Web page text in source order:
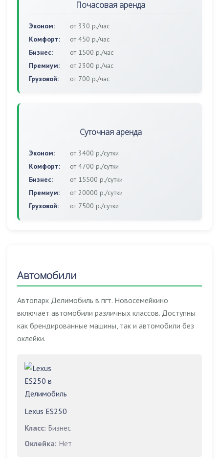
Почасовая аренда
Эконом:
от 330 р./час
Комфорт:
от 450 р./час
Бизнес:
от 1500 р./час
Премиум:
от 2300 р./час
Грузовой:
от 700 р./час
Суточная аренда
Эконом:
от 3400 р./сутки
Комфорт:
от 4700 р./сутки
Бизнес:
от 15500 р./сутки
Премиум:
от 20000 р./сутки
Грузовой:
от 7500 р./сутки
Автомобили
Автопарк Делимобиль в пгт. Новосемейкино
включает автомобили различных классов. Доступны
как брендированные машины, так и автомобили без
оклейки.
Lexus ES250
Класс: Бизнес
Оклейка: Нет